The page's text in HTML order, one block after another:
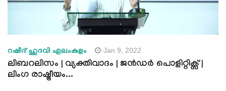
റഷീദ് ഹുദവി ഏലംകുളം Jan 9, 2022
ലിബറലിസം | വ്യക്തിവാദം | ജൻഡർ പൊളിറ്റിക്സ് |
ലിംഗ രാഷ്ട്രീയം...